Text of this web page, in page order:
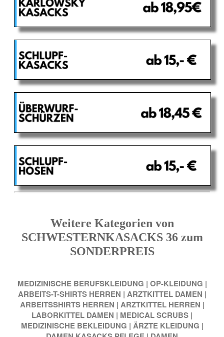
Weitere Kategorien von
SCHWESTERNKASACKS 36 zum
SONDERPREIS
MEDIZINISCHE BERUFSKLEIDUNG | OP-KLEIDUNG |
ARBEITS-T-SHIRTS HERREN | ARZTKITTEL DAMEN |
ARBEITSSHIRTS HERREN | ARZTKITTEL HERREN |
LABORKITTEL DAMEN | MEDICAL SCRUBS |
MEDIZINISCHE BEKLEIDUNG | ÄRZTE KLEIDUNG |